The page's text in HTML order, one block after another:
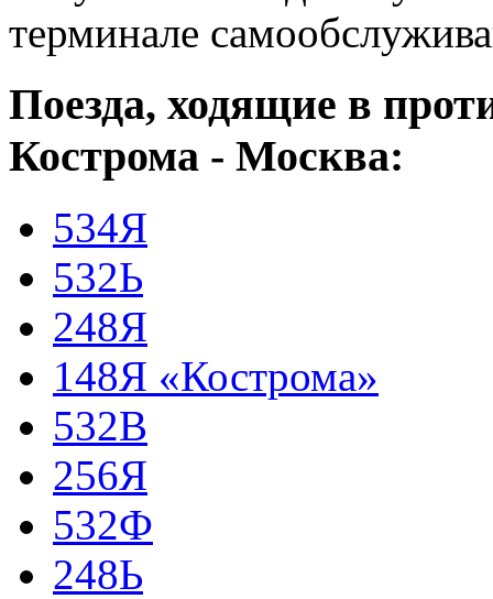
терминале
Поезда, ходящие в
Кострома - Москва:
534Я
532Ь
248Я
148Я «Кострома»
532В
256Я
532Ф
248Ь